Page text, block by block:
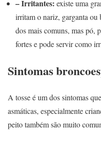
– Irritantes: existe uma
irritam o nariz, garganta
dos mais comuns, mas pó,
fortes e pode servir como
Sintomas
A tosse é um dos sintomas
asmáticas, especialmente
peito também são muito